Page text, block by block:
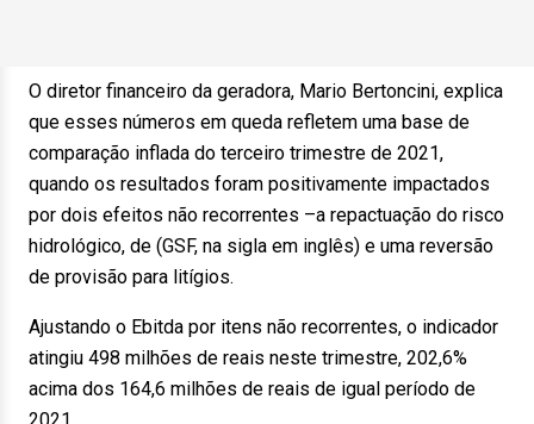
O diretor financeiro da geradora, Mario Bertoncini, explica
que esses números em queda refletem uma base de
comparação inflada do terceiro trimestre de 2021,
quando os resultados foram positivamente impactados
por dois efeitos não recorrentes –a repactuação do risco
hidrológico, de (GSF, na sigla em inglês) e uma reversão
de provisão para litígios.
Ajustando o Ebitda por itens não recorrentes, o indicador
atingiu 498 milhões de reais neste trimestre, 202,6%
acima dos 164,6 milhões de reais de igual período de